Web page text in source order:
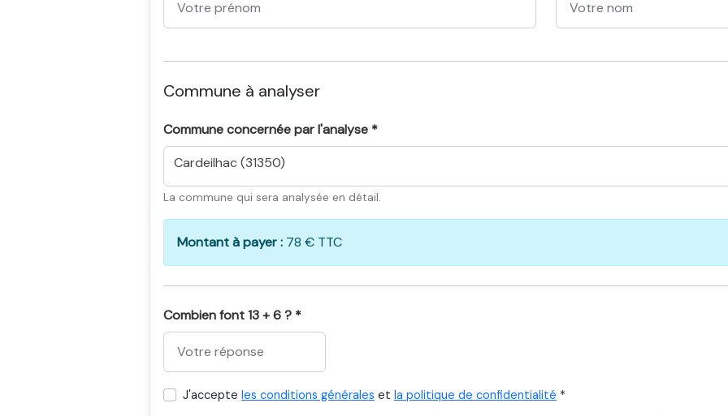
Commune à analyser
Commune concernée par l'analyse *
Cardeilhac (31350)
La commune qui sera analysée en détail.
Montant à payer : 78 € TTC
Combien font 13 + 6 ? *
J'accepte les conditions générales et la politique de confidentialité *